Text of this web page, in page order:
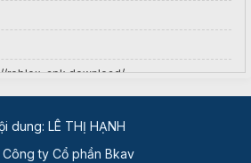
roblox-apk.download/
dung: LÊ THỊ HẠNH
ty Cổ phần Bkav